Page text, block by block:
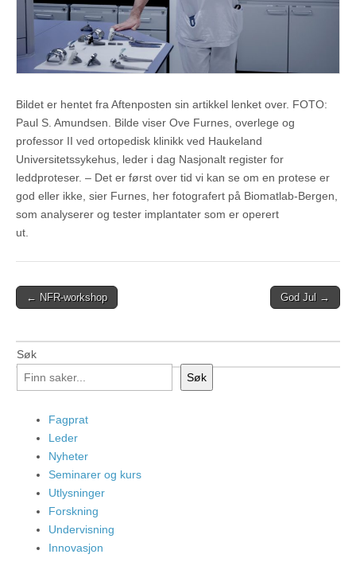
Bildet er hentet fra Aftenposten sin artikkel lenket over. FOTO:
Paul S. Amundsen. Bilde viser Ove Furnes, overlege og
professor II ved ortopedisk klinikk ved Haukeland
Universitetssykehus, leder i dag Nasjonalt register for
leddproteser. – Det er først over tid vi kan se om en protese er
god eller ikke, sier Furnes, her fotografert på Biomatlab-Bergen,
som analyserer og tester implantater som er operert
ut.
Post
← NFR-workshop God Jul →
Søk
Søk
Fagprat
Leder
Nyheter
Seminarer og kurs
Utlysninger
Forskning
Undervisning
Innovasjon